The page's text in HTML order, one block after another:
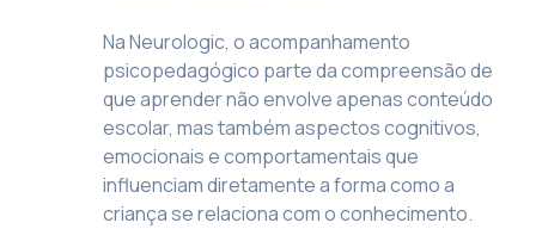
Na Neurologic, o acompanhamento
psicopedagógico parte da compreensão de
que aprender não envolve apenas conteúdo
escolar, mas também aspectos cognitivos,
emocionais e comportamentais que
influenciam diretamente a forma como a
criança se relaciona com o conhecimento.